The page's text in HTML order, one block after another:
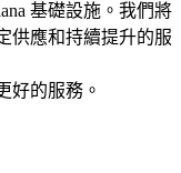
基礎設施。我們將
供應和持續提升的服
好的服務。